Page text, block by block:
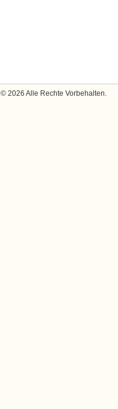
© 2026 Alle Rechte Vorbehalten.